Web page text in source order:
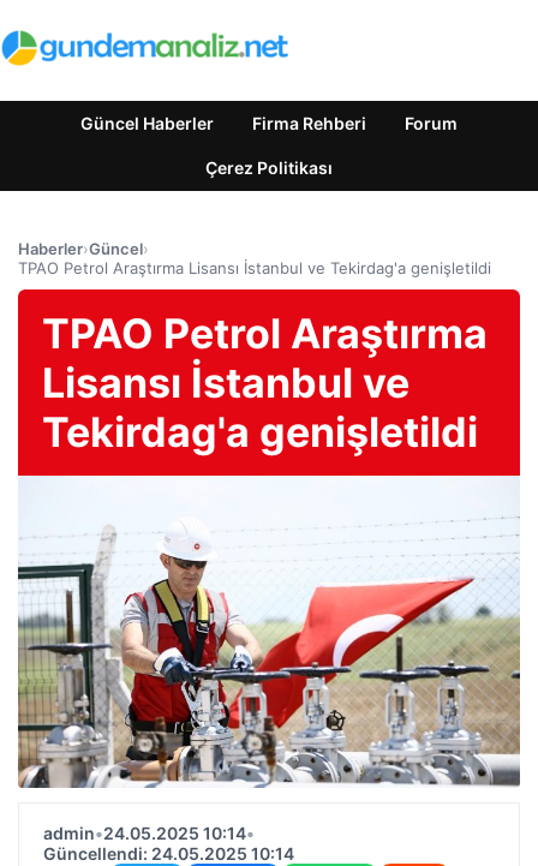
Güncel Haberler Firma Rehberi Forum
Çerez Politikası
Haberler›Güncel›
TPAO Petrol Araştırma Lisansı İstanbul ve Tekirdag'a genişletildi
TPAO Petrol Araştırma
Lisansı İstanbul ve
Tekirdag'a genişletildi
admin•24.05.2025 10:14•
Güncellendi: 24.05.2025 10:14